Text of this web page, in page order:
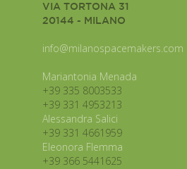
VIA TORTONA 31
20144 - MILANO
info@milanospacemakers.com
Mariantonia Menada
+39 335 8003533
+39 331 4953213
Alessandra Salici
+39 331 4661959
Eleonora Flemma
+39 366 5441625